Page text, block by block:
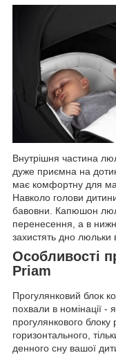
Внутрішня частина
дуже приємна на
має комфортну для
Навколо голови
бавовни. Капюшон
перенесення, а в
захистять дно люльки
Особливості
Priam
Прогулянковий блок
похвали в номінації -
прогулянкового
горизонтального,
денного сну вашої